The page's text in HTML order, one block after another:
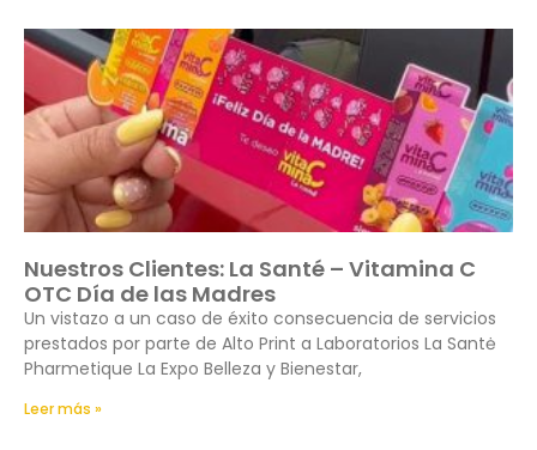
Nuestros Clientes: La Santé – Vitamina C
OTC Día de las Madres
Un vistazo a un caso de éxito consecuencia de servicios
prestados por parte de Alto Print a Laboratorios La Santė
Pharmetique La Expo Belleza y Bienestar,
Leer más »